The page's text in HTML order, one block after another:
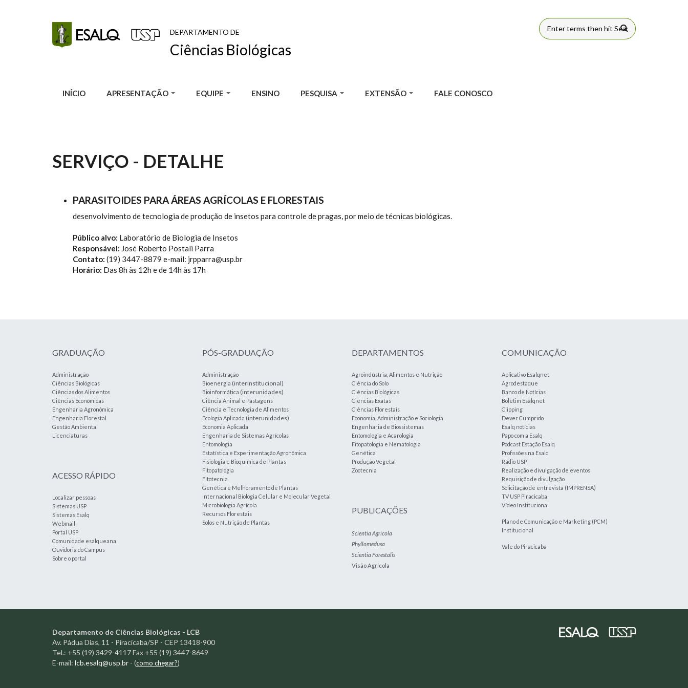
DEPARTAMENTO DE
Ciências Biológicas
FORMULÁRIO
INÍCIO APRESENTAÇÃO EQUIPE ENSINO PESQUISA EXTENSÃO FALE CONOSCO
SERVIÇO - DETALHE
PARASITOIDES PARA ÁREAS AGRÍCOLAS E FLORESTAIS
desenvolvimento de tecnologia de produção de insetos para controle de pragas, por meio de técnicas biológicas.
Público alvo: Laboratório de Biologia de Insetos
Responsável: José Roberto Postali Parra
Contato: (19) 3447-8879 e-mail: jrpparra@usp.br
Horário: Das 8h às 12h e de 14h às 17h
GRADUAÇÃO
Administração
Ciências Biológicas
Ciências dos Alimentos
Ciências Econômicas
Engenharia Agronômica
Engenharia Florestal
Gestão Ambiental
Licenciaturas
ACESSO RÁPIDO
Localizar pessoas
Sistemas USP
Sistemas Esalq
Webmail
Portal USP
Comunidade esalqueana
Ouvidoria do Campus
Sobre o portal
PÓS-GRADUAÇÃO
Administração
Bioenergia (interinstitucional)
Bioinformática (interunidades)
Ciência Animal e Pastagens
Ciência e Tecnologia de Alimentos
Ecologia Aplicada (interunidades)
Economia Aplicada
Engenharia de Sistemas Agrícolas
Entomologia
Estatística e Experimentação Agronômica
Fisiologia e Bioquímica de Plantas
Fitopatologia
Fitotecnia
Genética e Melhoramento de Plantas
Internacional Biologia Celular e Molecular Vegetal
Microbiologia Agrícola
Recursos Florestais
Solos e Nutrição de Plantas
DEPARTAMENTOS
Agroindústria, Alimentos e Nutrição
Ciência do Solo
Ciências Biológicas
Ciências Exatas
Ciências Florestais
Economia, Administração e Sociologia
Engenharia de Biossistemas
Entomologia e Acarologia
Fitopatologia e Nematologia
Genética
Produção Vegetal
Zootecnia
PUBLICAÇÕES
Scientia Agricola
Phyllomedusa
Scientia Forestalis
Visão Agrícola
COMUNICAÇÃO
Aplicativo Esalqnet
Agrodestaque
Banco de Notícias
Boletim Esalqnet
Clipping
Dever Cumprido
Esalq notícias
Papo com a Esalq
Podcast Estação Esalq
Profissões na Esalq
Rádio USP
Realização e divulgação de eventos
Requisição de divulgação
Solicitação de entrevista (IMPRENSA)
TV USP Piracicaba
Vídeo Institucional
Plano de Comunicação e Marketing (PCM)
Institucional
Vale do Piracicaba
Departamento de Ciências Biológicas - LCB
Av. Pádua Dias, 11 - Piracicaba/SP - CEP 13418-900
Tel.: +55 (19) 3429-4117 Fax +55 (19) 3447-8649
E-mail: lcb.esalq@usp.br - (como chegar?)